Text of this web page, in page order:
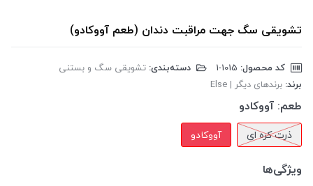
تشویقی سگ جهت مراقبت دندان (طعم آووکادو)
کد محصول: دسته‌بندی: تشویقی سگ و بستنی
برند: برندهای دیگر | Else
طعم: آووکادو
ذرت کره ای آووکادو
ویژگی‌ها